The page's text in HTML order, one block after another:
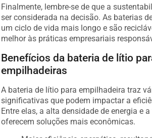
Finalmente, lembre-se de que a
ser considerada na decisão. As baterias
um ciclo de vida mais longo e são
melhor às práticas empresariais
Benefícios da bateria de lítio
empilhadeiras
A bateria de lítio para empilhadeira traz
significativas que podem impactar a
Entre elas, a alta densidade de energia e
oferecem soluções mais econômicas.